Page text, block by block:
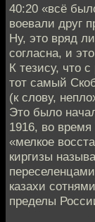
40:20 «всё
воевали друг
Ну, это вряд
согласна, и
К тезису, что
тот самый
(к слову,
Это было
1916, во время
«мелкое
киргизы
казахи
пределы